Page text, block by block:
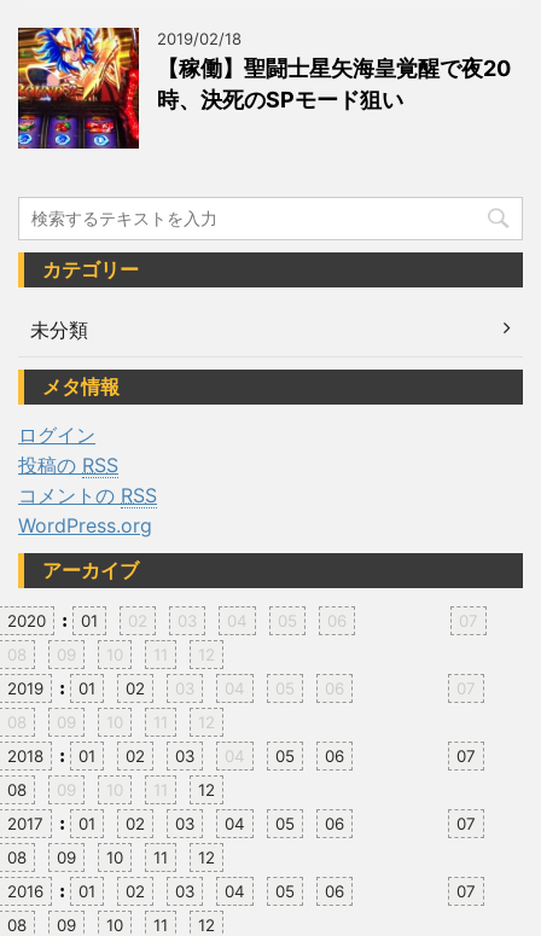
2019/02/18
【稼働】聖闘士星矢海皇覚醒で夜20
時、決死のSPモード狙い
カテゴリー
未分類
メタ情報
ログイン
投稿の RSS
コメントの RSS
WordPress.org
アーカイブ
2020 : 01 02 03 04 05 06
07
08
09 10 11
12
2019
: 01 02 03 04 05 06
07
08
09 10 11
12
2018
: 01 02 03 04 05 06
07
08
09 10 11
12
2017
: 01 02 03 04 05 06
07
08
09 10 11
12
2016
: 01 02 03 04 05 06
07
08
09 10 11 12